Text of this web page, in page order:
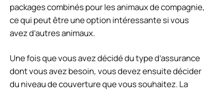
packages combinés pour les animaux de compagnie,
ce qui peut être une option intéressante si vous
avez d’autres animaux.
Une fois que vous avez décidé du type d’assurance
dont vous avez besoin, vous devez ensuite décider
du niveau de couverture que vous souhaitez. La